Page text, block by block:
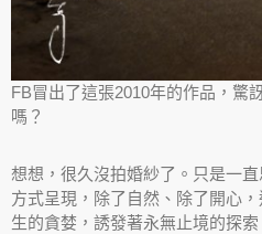
FB冒出了這張2010年的作品，驚
嗎？
想想，很久沒拍婚紗了。只是一
方式呈現，除了自然、除了開心
生的貪婪，誘發著永無止境的探